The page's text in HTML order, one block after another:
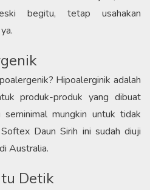
begitu, tetap usahakan
Hipoalerginik adalah
produk-produk yang dibuat
seminimal mungkin untuk tidak
Daun Sirih ini sudah diuji
Australia.
Detik